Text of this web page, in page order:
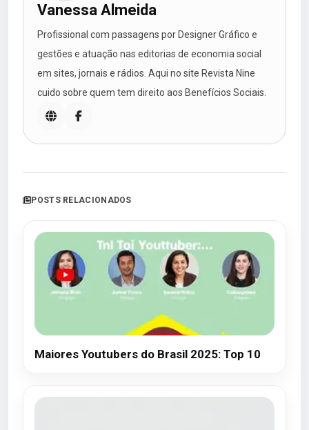
Vanessa Almeida
Profissional com passagens por Designer Gráfico e
gestões e atuação nas editorias de economia social
em sites, jornais e rádios. Aqui no site Revista Nine
cuido sobre quem tem direito aos Benefícios Sociais.
POSTS RELACIONADOS
Maiores Youtubers do Brasil 2025: Top 10